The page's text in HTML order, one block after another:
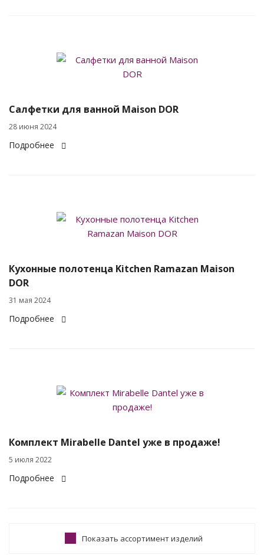
Салфетки для ванной Maison DOR
28 июня 2024
Подробнее
Кухонные полотенца Kitchen Ramazan Maison
DOR
31 мая 2024
Подробнее
Комплект Mirabelle Dantel уже в продаже!
5 июля 2022
Подробнее
Показать ассортимент изделий